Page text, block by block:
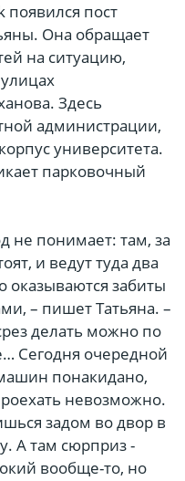
появился пост
Она обращает
на ситуацию,
Здесь
администрации,
университета.
парковочный
не понимает: там, за
и ведут туда два
оказываются забиты
– пишет Татьяна. –
делать можно по
Сегодня очередной
понакидано,
невозможно.
задом во двор в
А там сюрприз -
вообще-то, но